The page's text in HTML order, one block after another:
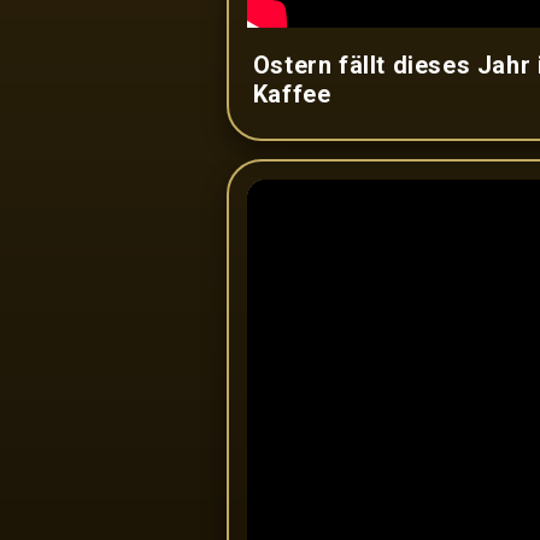
Ostern fällt dieses Jahr
Kaffee